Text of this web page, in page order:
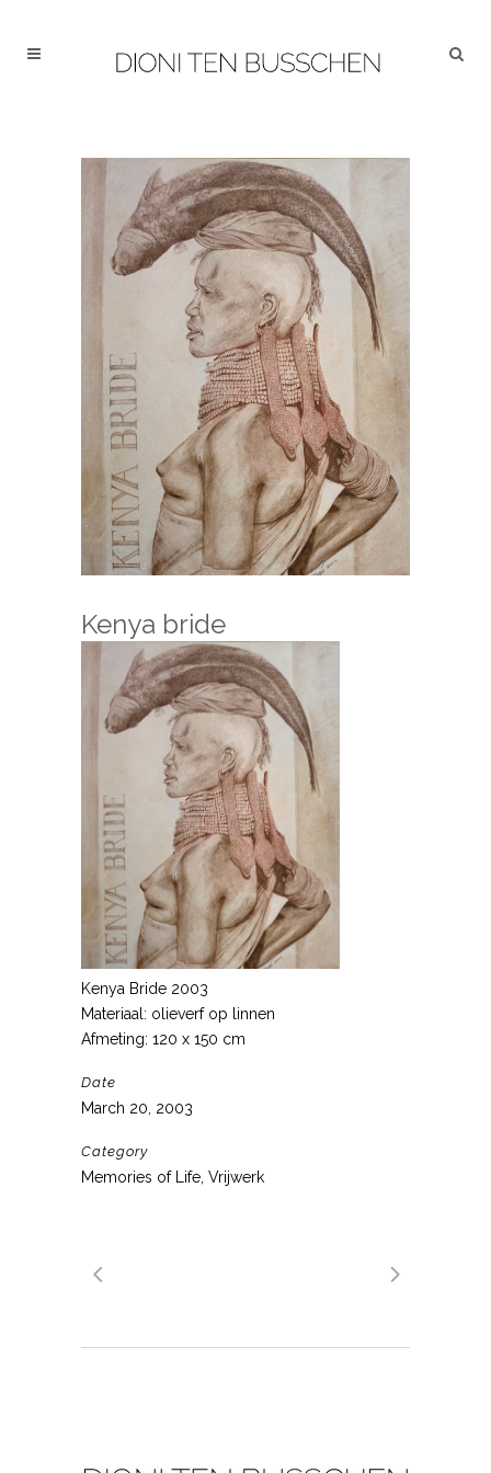
Kenya bride
Kenya Bride 2003
Materiaal: olieverf op linnen
Afmeting: 120 x 150 cm
Date
March 20, 2003
Category
Memories of Life, Vrijwerk